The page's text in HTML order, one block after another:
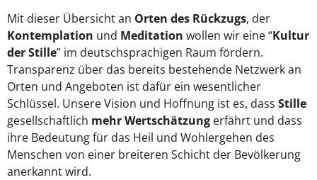
Mit dieser Übersicht an Orten des Rückzugs, der
Kontemplation und Meditation wollen wir eine “Kultur
der Stille” im deutschsprachigen Raum fördern.
Transparenz über das bereits bestehende Netzwerk an
Orten und Angeboten ist dafür ein wesentlicher
Schlüssel. Unsere Vision und Hoffnung ist es, dass Stille
gesellschaftlich mehr Wertschätzung erfährt und dass
ihre Bedeutung für das Heil und Wohlergehen des
Menschen von einer breiteren Schicht der Bevölkerung
anerkannt wird.